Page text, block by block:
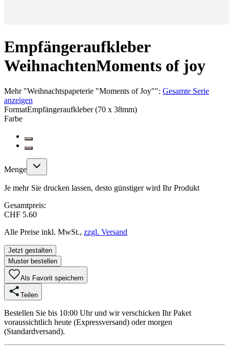
Empfängeraufkleber
WeihnachtenMoments of joy
Mehr"Weihnachtspapeterie "Moments of Joy"": Gesamte Serie
anzeigen
FormatEmpfängeraufkleber (70 x 38mm)
Farbe
Menge
Je mehr Sie drucken lassen, desto günstiger wird Ihr Produkt
Gesamtpreis:
CHF 5.60
Alle Preise inkl. MwSt., zzgl. Versand
Jetzt gestalten
Muster bestellen
Als Favorit speichern
Teilen
Bestellen Sie bis 10:00 Uhr und wir verschicken Ihr Paket
voraussichtlich heute (Expressversand) oder morgen
(Standardversand).